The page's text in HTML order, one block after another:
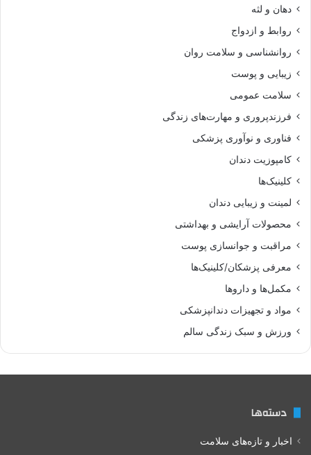
دهان و لثه
روابط و ازدواج
روانشناسی و سلامت روان
زیبایی و پوست
سلامت عمومی
فرزندپروری و مهارت‌های زندگی
فناوری و نوآوری پزشکی
کامپوزیت دندان
کلینیک‌ها
لمینت و زیبایی دندان
محصولات آرایشی و بهداشتی
مراقبت و جوانسازی پوست
معرفی پزشکان/کلینیک‌ها
مکمل‌ها و داروها
مواد و تجهیزات دندانپزشکی
ورزش و سبک زندگی سالم
دسته‌ها
اخبار و تازه‌های سلامت